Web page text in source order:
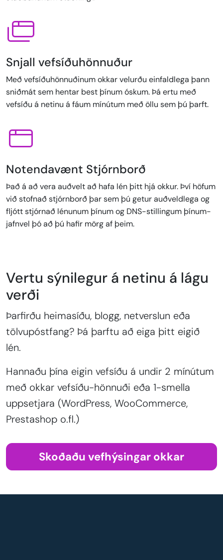
Snjall vefsíðuhönnuður
Með vefsíðuhönnuðinum okkar velurðu einfaldlega þann
sniðmát sem hentar best þínum óskum. Þá ertu með
vefsíðu á netinu á fáum mínútum með öllu sem þú þarft.
Notendavænt Stjórnborð
Það á að vera auðvelt að hafa lén þitt hjá okkur. Því höfum
við stofnað stjórnborð þar sem þú getur auðveldlega og
fljótt stjórnað lénunum þínum og DNS-stillingum þínum-
jafnvel þó að þú hafir mörg af þeim.
Vertu sýnilegur á netinu á lágu
verði
Þarfirðu heimasíðu, blogg, netverslun eða
tölvupóstfang? Þá þarftu að eiga þitt eigið
lén.
Hannaðu þína eigin vefsíðu á undir 2 mínútum
með okkar vefsíðu-hönnuði eða 1-smella
uppsetjara (WordPress, WooCommerce,
Prestashop o.fl.)
Skoðaðu vefhýsingar okkar